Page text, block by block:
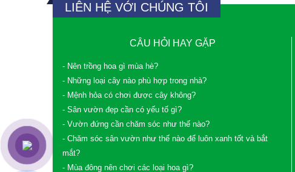
LIÊN HỆ VỚI CHÚNG TÔI
CÂU HỎI HAY GẶP
- Nên trồng hoa gì mùa hè?
- Những loại cây nào phù hợp trong nhà?
- Mệnh hỏa có chơi được cây không?
- Sân vườn đẹp cần có yếu tố gì?
- Vườn đứng cần chăm sóc như thế nào?
- Chăm sóc sân vườn như thế nào để luôn xanh tốt và bắt
mắt?
- Mùa đông nên chơi các loại hoa gì?